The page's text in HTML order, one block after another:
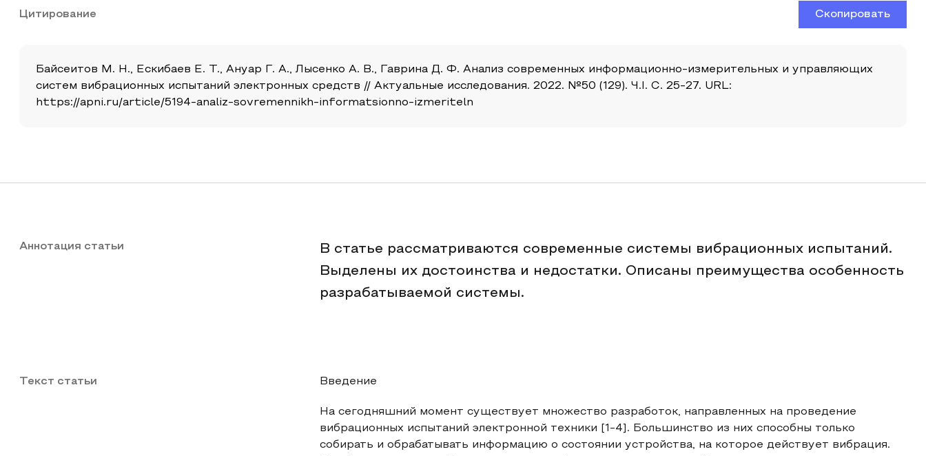
Цитирование Скопировать
Байсеитов М. Н., Ескибаев Е. Т., Ануар Г. А., Лысенко А. В., Гаврина Д. Ф. Анализ современных информационно-измерительных и управляющих
систем вибрационных испытаний электронных средств // Актуальные исследования. 2022. №50 (129). Ч.I. С. 25-27. URL:
https://apni.ru/article/5194-analiz-sovremennikh-informatsionno-izmeriteln
Аннотация статьи
В статье рассматриваются современные системы вибрационных испытаний.
Выделены их достоинства и недостатки. Описаны преимущества особенность
разрабатываемой системы.
Текст статьи Введение
На сегодняшний момент существует множество разработок, направленных на проведение
вибрационных испытаний электронной техники [1-4]. Большинство из них способны только
собирать и обрабатывать информацию о состоянии устройства, на которое действует вибрация.